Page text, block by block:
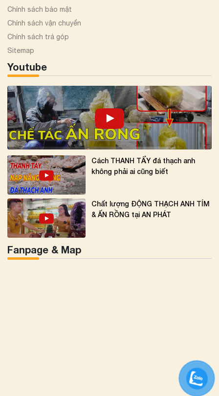
Chính sách bảo mật
Chính sách vận chuyển
Chính sách trả góp
Sitemap
Youtube
Cách THANH TẨY đá thạch anh
không phải ai cũng biết
Chất lượng ĐỘNG THẠCH ANH TÍM
& ẤN RỒNG tại AN PHÁT
Fanpage & Map